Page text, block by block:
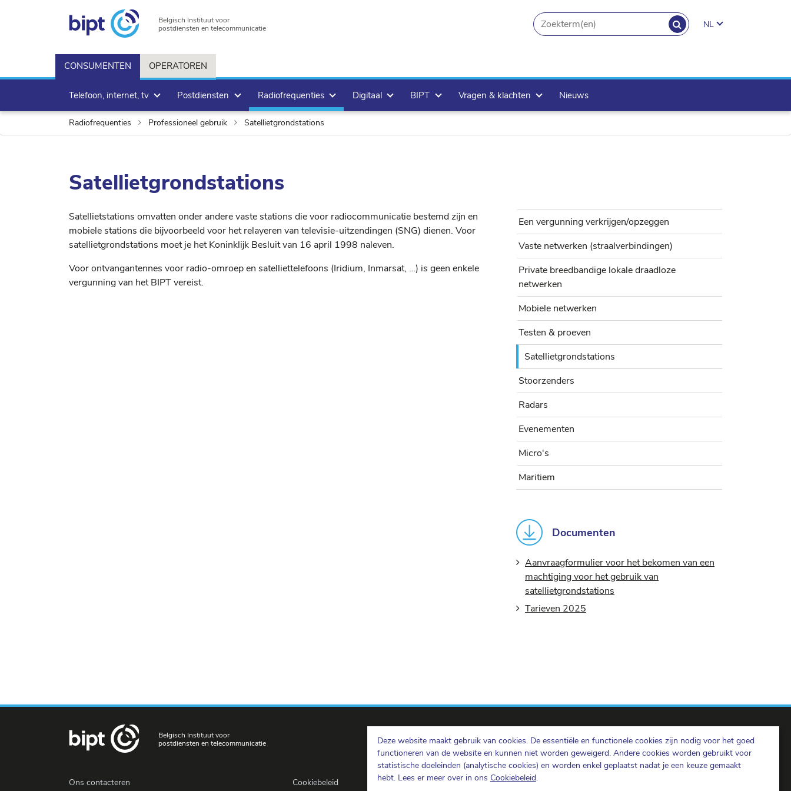
Deze website maakt gebruik van cookies. De essentiële en functionele cookies zijn nodig voor het goed
functioneren van de website en kunnen niet worden geweigerd. Andere cookies worden gebruikt voor
statistische doeleinden (analytische cookies) en worden enkel geplaatst nadat je een keuze gemaakt
hebt. Lees er meer over in ons Cookiebeleid.
Belgisch Instituut voor
postdiensten en telecommunicatie
ZOEKEN
search.button
NL
CONSUMENTEN OPERATOREN
Telefoon, internet, tv Postdiensten Radiofrequenties Digitaal BIPT Vragen & klachten Nieuws
Radiofrequenties Professioneel gebruik Satellietgrondstations
Satellietgrondstations
Satellietstations omvatten onder andere vaste stations die voor radiocommunicatie bestemd zijn en
mobiele stations die bijvoorbeeld voor het relayeren van televisie-uitzendingen (SNG) dienen. Voor
satellietgrondstations moet je het Koninklijk Besluit van 16 april 1998 naleven.
Voor ontvangantennes voor radio-omroep en satelliettelefoons (Iridium, Inmarsat, …) is geen enkele
vergunning van het BIPT vereist.
Een vergunning verkrijgen/opzeggen
Vaste netwerken (straalverbindingen)
Private breedbandige lokale draadloze
netwerken
Mobiele netwerken
Testen & proeven
Satellietgrondstations
Stoorzenders
Radars
Evenementen
Micro's
Maritiem
Documenten
Aanvraagformulier voor het bekomen van een
machtiging voor het gebruik van
satellietgrondstations
Tarieven 2025
Belgisch Instituut voor
postdiensten en telecommunicatie
Ons contacteren Cookiebeleid BIPT op LinkedIn